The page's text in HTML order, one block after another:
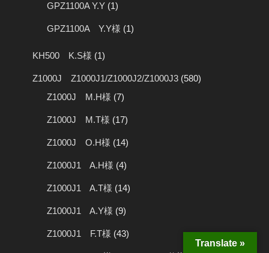
GPZ1100A Y.Y (1)
GPZ1100A Y.Y様 (1)
KH500 K.S様 (1)
Z1000J Z1000J1/Z1000J2/Z1000J3 (580)
Z1000J M.H様 (7)
Z1000J M.T様 (17)
Z1000J O.H様 (14)
Z1000J1 A.H様 (4)
Z1000J1 A.T様 (14)
Z1000J1 A.Y様 (9)
Z1000J1 F.T様 (43)
Translate »